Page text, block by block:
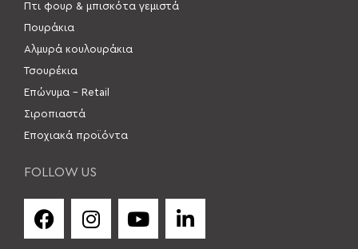
Πτι φουρ & μπισκότα γεμιστά
Πουράκια
Αλμυρά κουλουράκια
Τσουρέκια
Επώνυμα – Retail
Σιροπιαστά
Εποχιακά προϊόντα
FOLLOW US